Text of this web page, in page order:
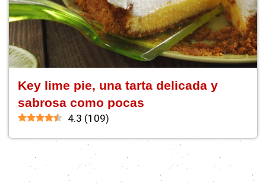
Key lime pie, una tarta delicada y
sabrosa como pocas
4.3 (109)